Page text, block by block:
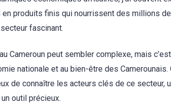
produits finis qui nourrissent des millions
fascinant.
Cameroun peut sembler complexe, mais
nationale et au bien-être des
de connaître les acteurs clés de ce secteur,
outil précieux.